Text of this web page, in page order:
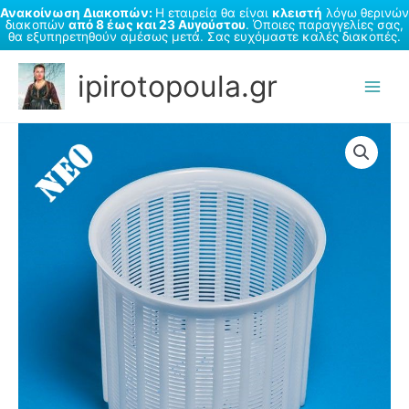
Ανακοίνωση Διακοπών: Η εταιρεία θα είναι κλειστή λόγω θερινών
διακοπών από 8 έως και 23 Αυγούστου. Όποιες παραγγελίες σας,
θα εξυπηρετηθούν αμέσως μετά. Σας ευχόμαστε καλές διακοπές.
στο
περιεχόμενο
ipirotopoula.gr
kg
P00810
ποσότητα